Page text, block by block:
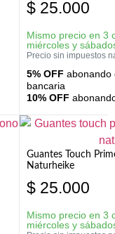
$ 25.000
Mismo precio en 3
miércoles y
Precio sin impuestos
5% OFF abonando
bancaria
10% OFF
Guantes Touch
Naturheike
$ 25.000
Mismo precio en 3
miércoles y